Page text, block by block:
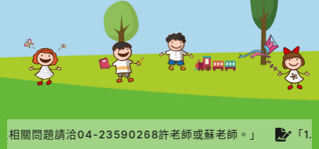
相關問題請洽04-23590268許老師或蘇老師。」 「